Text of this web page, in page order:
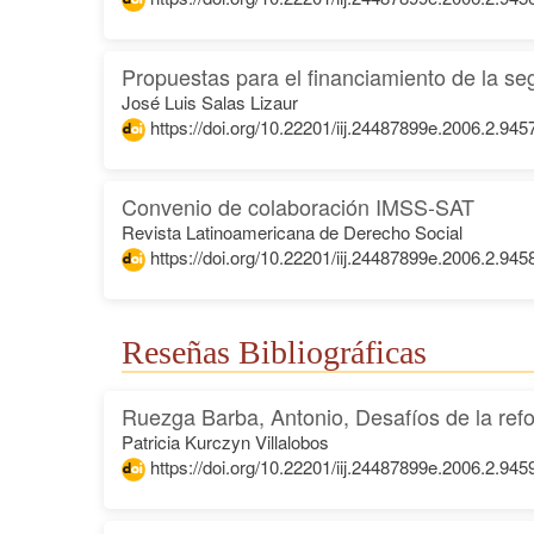
Propuestas para el financiamiento de la
José Luis Salas Lizaur
https://doi.org/10.22201/
Convenio de colaboración IMSS-SAT
Revista Latinoamericana de Derecho Social
https://doi.org/10.22201/
Reseñas Bibliográficas
Ruezga Barba, Antonio, Desafíos de la
Patricia Kurczyn Villalobos
https://doi.org/10.22201/